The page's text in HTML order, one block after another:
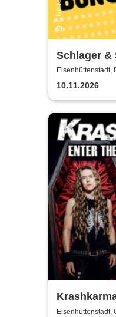
Schlager &
Borg und
Eisenhüttenstadt,
10.11.2026
Eisenhüttenstadt,